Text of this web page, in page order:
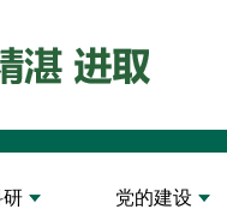
研 党的建设